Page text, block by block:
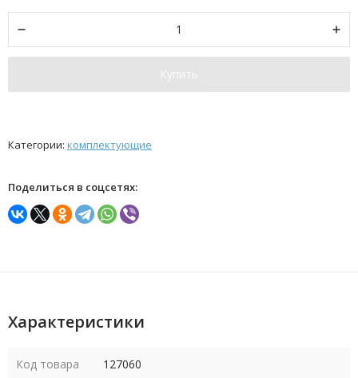
Купить
Категории: комплектующие
Поделиться в соцсетях:
Характеристики
Код товара 127060